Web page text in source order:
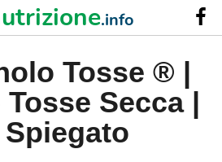
Tosse ® |
Secca |
.info